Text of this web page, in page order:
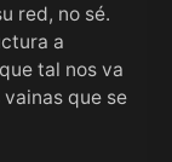
red, no sé.
a
tal nos va
que se